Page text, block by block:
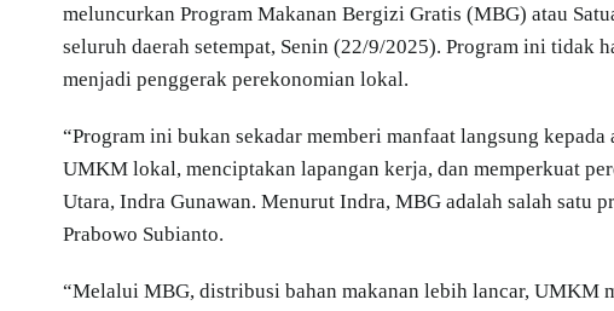
meluncurkan Program Makanan Bergizi Gratis (MBG) atau
seluruh daerah setempat, Senin (22/9/2025). Program ini tidak
menjadi penggerak perekonomian lokal.
“Program ini bukan sekadar memberi manfaat langsung
UMKM lokal, menciptakan lapangan kerja, dan memperkuat
Utara, Indra Gunawan. Menurut Indra, MBG adalah salah satu
Prabowo Subianto.
“Melalui MBG, distribusi bahan makanan lebih lancar, UMKM